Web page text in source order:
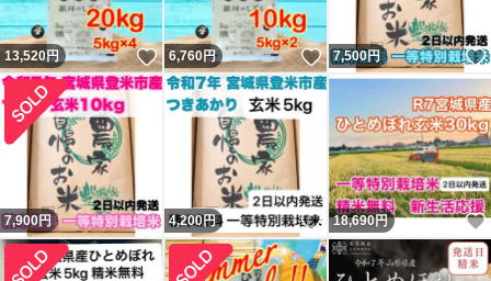
13,520円 いいね！
6,760円 いいね！
7,500円
7,900円 4,200円 いいね！
18,690円